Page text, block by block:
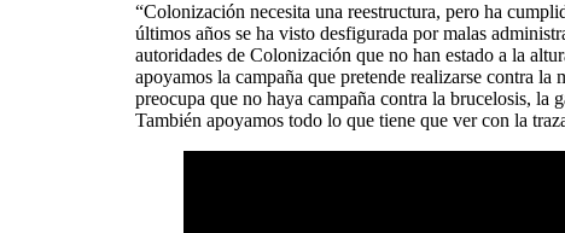
“Colonización necesita una reestructura, pero ha
últimos años se ha visto desfigurada por malas
autoridades de Colonización que no han estado a la
apoyamos la campaña que pretende realizarse contra
preocupa que no haya campaña contra la brucelosis, la
También apoyamos todo lo que tiene que ver con la